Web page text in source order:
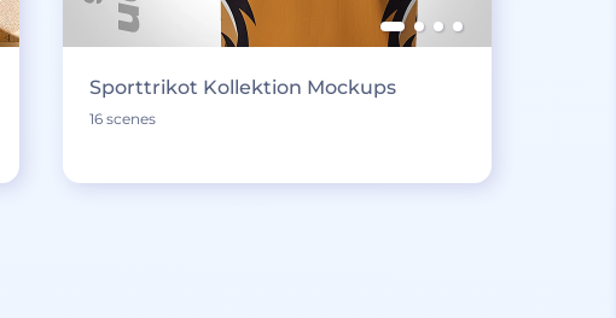
Sporttrikot Kollektion Mockups
16 scenes